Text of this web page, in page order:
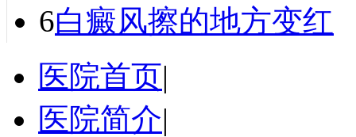
6白癜风擦的地方变红
医院首页|
医院简介|